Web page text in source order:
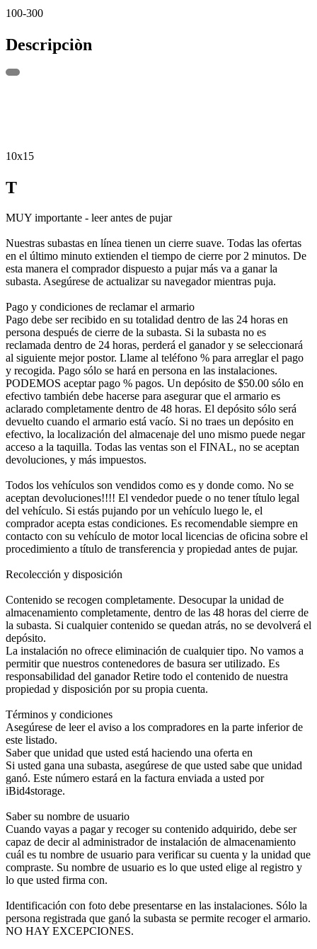
100-300
Descripciòn
10x15
T
MUY importante - leer antes de pujar
Nuestras subastas en línea tienen un cierre suave. Todas las ofertas
en el último minuto extienden el tiempo de cierre por 2 minutos. De
esta manera el comprador dispuesto a pujar más va a ganar la
subasta. Asegúrese de actualizar su navegador mientras puja.
Pago y condiciones de reclamar el armario
Pago debe ser recibido en su totalidad dentro de las 24 horas en
persona después de cierre de la subasta. Si la subasta no es
reclamada dentro de 24 horas, perderá el ganador y se seleccionará
al siguiente mejor postor. Llame al teléfono % para arreglar el pago
y recogida. Pago sólo se hará en persona en las instalaciones.
PODEMOS aceptar pago % pagos. Un depósito de $50.00 sólo en
efectivo también debe hacerse para asegurar que el armario es
aclarado completamente dentro de 48 horas. El depósito sólo será
devuelto cuando el armario está vacío. Si no traes un depósito en
efectivo, la localización del almacenaje del uno mismo puede negar
acceso a la taquilla. Todas las ventas son el FINAL, no se aceptan
devoluciones, y más impuestos.
Todos los vehículos son vendidos como es y donde como. No se
aceptan devoluciones!!!! El vendedor puede o no tener título legal
del vehículo. Si estás pujando por un vehículo luego le, el
comprador acepta estas condiciones. Es recomendable siempre en
contacto con su vehículo de motor local licencias de oficina sobre el
procedimiento a título de transferencia y propiedad antes de pujar.
Recolección y disposición
Contenido se recogen completamente. Desocupar la unidad de
almacenamiento completamente, dentro de las 48 horas del cierre de
la subasta. Si cualquier contenido se quedan atrás, no se devolverá el
depósito.
La instalación no ofrece eliminación de cualquier tipo. No vamos a
permitir que nuestros contenedores de basura ser utilizado. Es
responsabilidad del ganador Retire todo el contenido de nuestra
propiedad y disposición por su propia cuenta.
Términos y condiciones
Asegúrese de leer el aviso a los compradores en la parte inferior de
este listado.
Saber que unidad que usted está haciendo una oferta en
Si usted gana una subasta, asegúrese de que usted sabe que unidad
ganó. Este número estará en la factura enviada a usted por
iBid4storage.
Saber su nombre de usuario
Cuando vayas a pagar y recoger su contenido adquirido, debe ser
capaz de decir al administrador de instalación de almacenamiento
cuál es tu nombre de usuario para verificar su cuenta y la unidad que
compraste. Su nombre de usuario es lo que usted elige al registro y
lo que usted firma con.
Identificación con foto debe presentarse en las instalaciones. Sólo la
persona registrada que ganó la subasta se permite recoger el armario.
NO HAY EXCEPCIONES.